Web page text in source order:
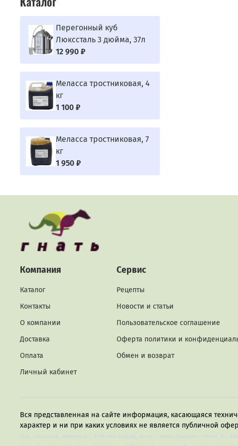
Перегонный куб
Люкссталь 3 дюйма, 37л
12 990 ₽
Меласса тростниковая, 4
кг
1 100 ₽
Меласса тростниковая, 7
кг
1 950 ₽
Компания
Каталог
Контакты
О компании
Доставка
Оплата
Личный кабинет
Сервис
Рецепты
Новости и статьи
Пользовательское соглашение
Оферта политики и
Обмен и возврат
Вся представленная на сайте информация, касающаяся
характер и ни при каких условиях не является публичной